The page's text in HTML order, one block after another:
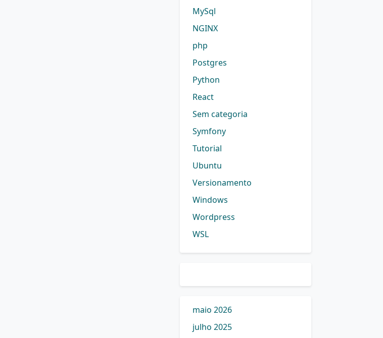
MySql
NGINX
php
Postgres
Python
React
Sem categoria
Symfony
Tutorial
Ubuntu
Versionamento
Windows
Wordpress
WSL
maio 2026
julho 2025